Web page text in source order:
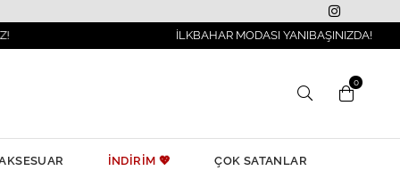
İLKBAHAR MODASI YANIBAŞINIZDA!
0
İNDİRİM 💖 ÇOK SATANLAR